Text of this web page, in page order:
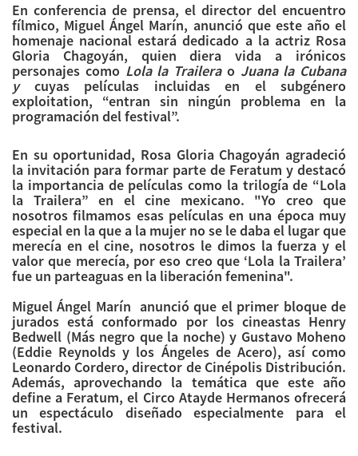
En conferencia de prensa, el director del encuentro
fílmico, Miguel Ángel Marín, anunció que este año el
homenaje nacional estará dedicado a la actriz Rosa
Gloria Chagoyán, quien diera vida a irónicos
personajes como Lola la Trailerao Juana la Cubana
ycuyas películas incluidas en el subgénero
exploitation, “entran sin ningún problema en la
programación del festival”.
En su oportunidad, Rosa Gloria Chagoyán agradeció
la invitación para formar parte de Feratum y destacó
la importancia de películas como la trilogía de “Lola
la Trailera” en el cine mexicano. "Yo creo que
nosotros filmamos esas películas en una época muy
especial en la que a la mujer no se le daba el lugar que
merecía en el cine, nosotros le dimos la fuerza y el
valor que merecía, por eso creo que ‘Lola la Trailera’
fue un parteaguas en la liberación femenina".
Miguel Ángel Marín anunció que el primer bloque de
jurados está conformado por los cineastas Henry
Bedwell (Más negro que la noche) y Gustavo Moheno
(Eddie Reynolds y los Ángeles de Acero), así como
Leonardo Cordero, director de Cinépolis Distribución.
Además, aprovechando la temática que este año
define a Feratum, el Circo Atayde Hermanos ofrecerá
un espectáculo diseñado especialmente para el
festival.